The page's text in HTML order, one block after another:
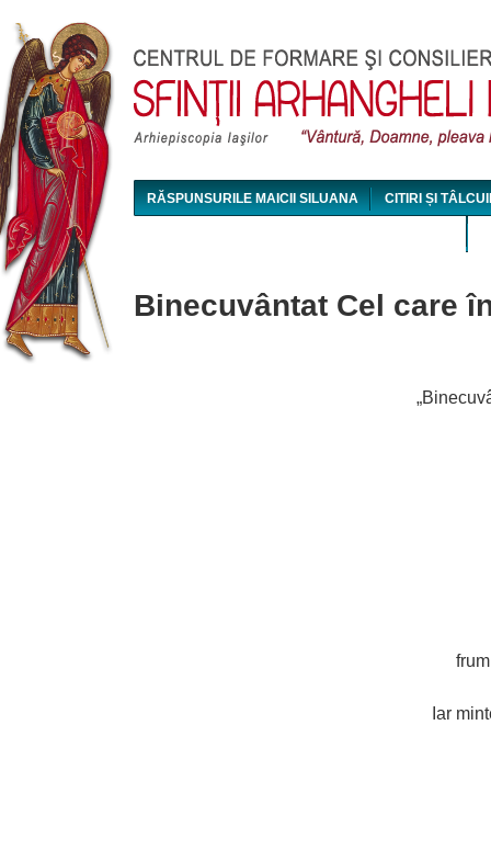
RĂSPUNSURILE MAICII SILUANA CITIRI ȘI
Binecuvântat Cel care
Iar